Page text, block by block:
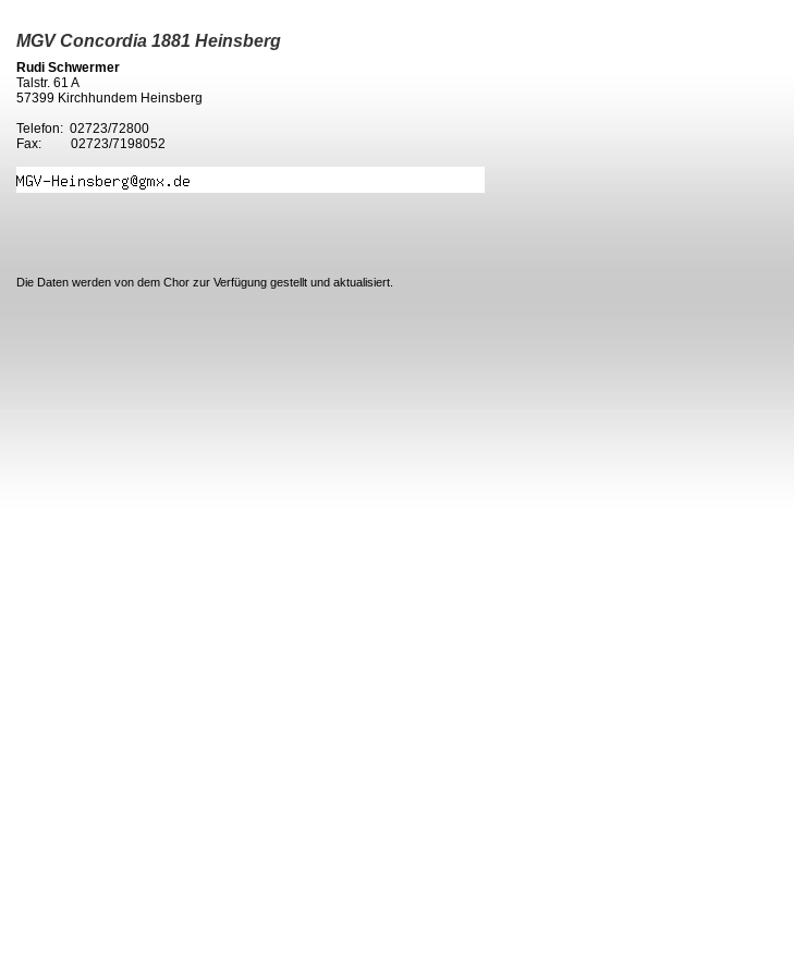
MGV Concordia 1881 Heinsberg
Rudi Schwermer
Talstr. 61 A
57399 Kirchhundem Heinsberg
Telefon: 02723/72800
Fax: 02723/7198052
Die Daten werden von dem Chor zur Verfügung gestellt und aktualisiert.